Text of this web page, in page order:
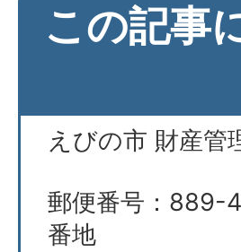
この記事
えびの市 財産管
郵便番号：889-
番地